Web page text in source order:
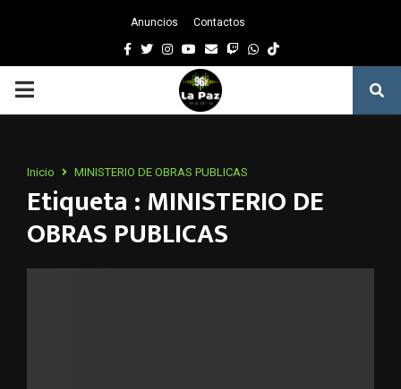
Anuncios Contactos
Facebook
TwitterInstagram
Youtube
EmailTwitchWhatsapp
PRIMARY
Inicio MINISTERIO DE OBRAS PUBLICAS
Etiqueta : MINISTERIO DE
OBRAS PUBLICAS